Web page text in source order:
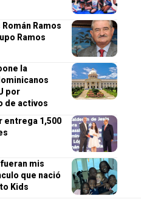
Ramos
Ramos
la
por
de activos
entrega 1,500
mis
que nació
Kids